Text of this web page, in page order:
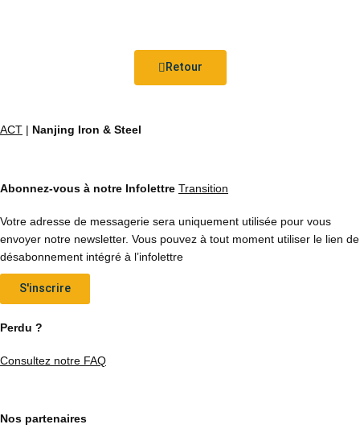
Retour
ACT | Nanjing Iron & Steel
Abonnez-vous à notre Infolettre Transition
Votre adresse de messagerie sera uniquement utilisée pour vous
envoyer notre newsletter. Vous pouvez à tout moment utiliser le lien de
désabonnement intégré à l’infolettre
S'inscrire
Perdu ?
Consultez notre FAQ
Nos partenaires